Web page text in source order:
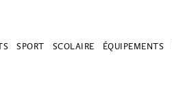
SPORT SCOLAIRE ÉQUIPEMENTS